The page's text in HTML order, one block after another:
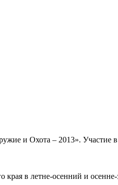
и Охота – 2013». Участие
края в летне-осенний и